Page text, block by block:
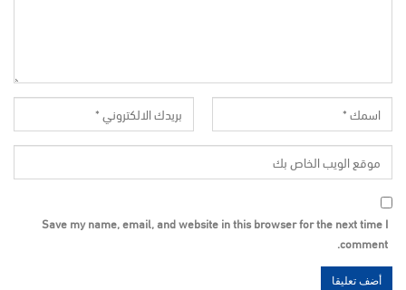
Save my name, email, and website in this browser for the next time I
comment.